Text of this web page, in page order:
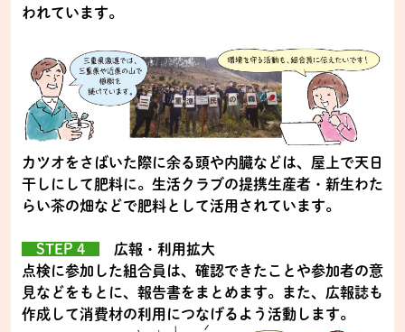
われています。
カツオをさばいた際に余る頭や内臓などは、屋上で天日
干しにして肥料に。生活クラブの提携生産者・新生わた
らい茶の畑などで肥料として活用されています。
STEP 4
広報・利用拡大
点検に参加した組合員は、確認できたことや参加者の意
見などをもとに、報告書をまとめます。また、広報誌も
作成して消費材の利用につなげるよう活動します。